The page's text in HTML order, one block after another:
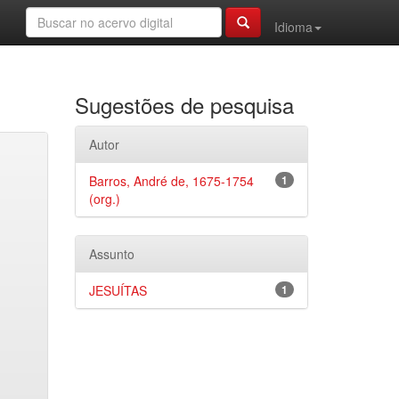
Idioma
Sugestões de pesquisa
Autor
1
Barros, André de, 1675-1754
(org.)
Assunto
1
JESUÍTAS